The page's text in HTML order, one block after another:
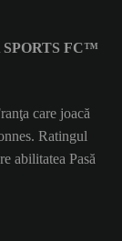
SPORTS FC™
care joacă
Ratingul
abilitatea Pasă